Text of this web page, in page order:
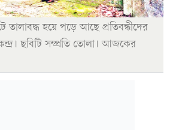
তালাবদ্ধ হয়ে পড়ে আছে প্রতিবন্ধীদের
ছবিটি সম্প্রতি তোলা। আজকের